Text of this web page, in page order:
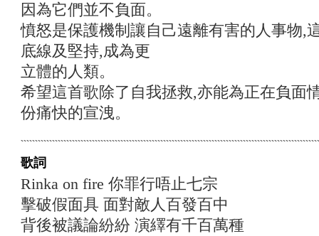
因為它們並不負面。
憤怒是保護機制讓自己遠離有害的人事物,
底線及堅持,成為更
立體的人類。
希望這首歌除了自我拯救,亦能為正在負面
份痛快的宣洩。
歌詞
Rinka on fire 你罪行唔止七宗
擊破假面具 面對敵人百發百中
背後被議論紛紛 演繹有千百萬種